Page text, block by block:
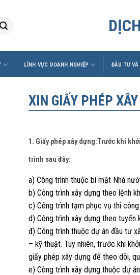
LĨNH VỰC DOANH NGHIỆP ĐẦU TƯ
XIN GIẤY PHÉP
1. Giấy phép xây dựng:Trước khi
trình sau đây:
a) Công trình thuộc bí mật Nhà
b) Công trình xây dựng theo lệnh
c) Công trình tạm phục vụ thi
d) Công trình xây dựng theo tuyến
đ) Công trình thuộc dự án đầu tư
– kỹ thuật. Tuy nhiên, trước khi
giấy phép xây dựng để theo dõi,
e) Công trình xây dựng thuộc dự